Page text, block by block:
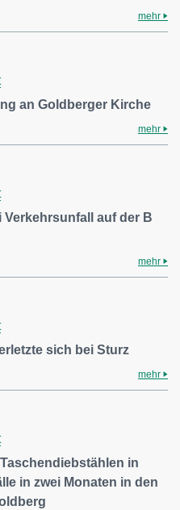
mehr
an Goldberger Kirche
mehr
Verkehrsunfall auf der B
mehr
sich bei Sturz
mehr
in
in zwei Monaten in den